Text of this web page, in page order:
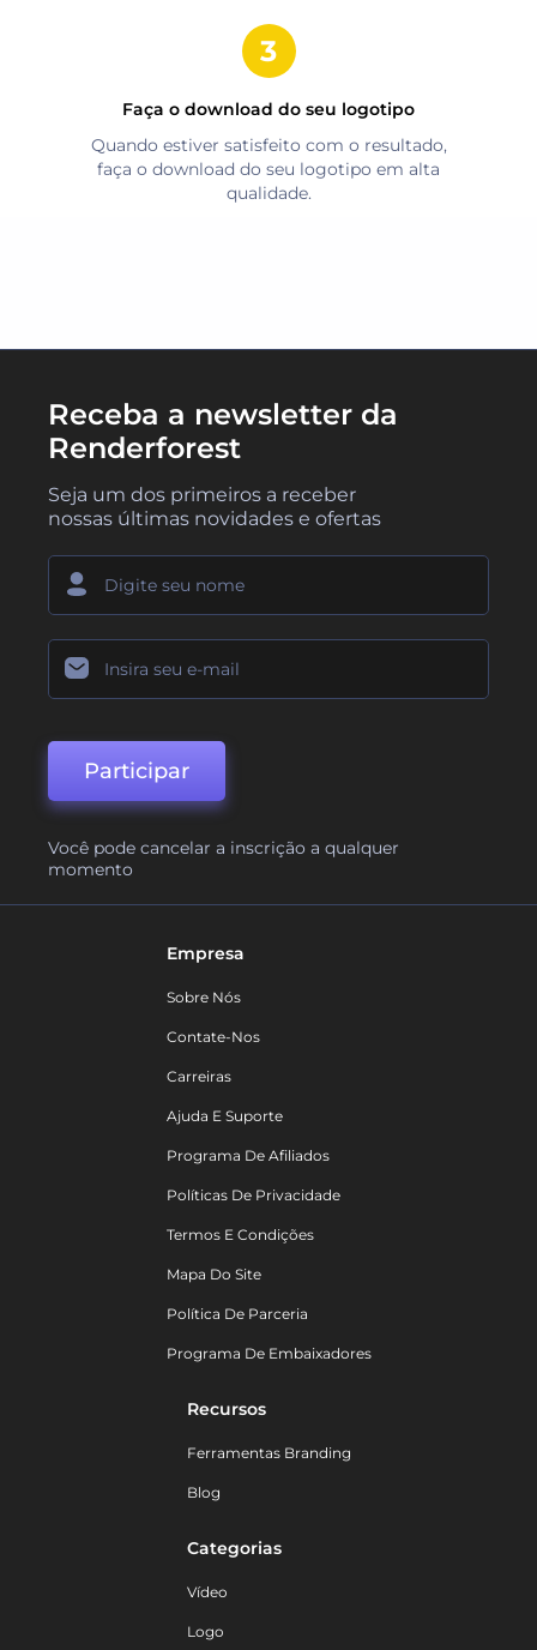
Faça o download do seu logotipo
Quando estiver satisfeito com o resultado,
faça o download do seu logotipo em alta
qualidade.
Receba a newsletter da
Renderforest
Seja um dos primeiros a receber
nossas últimas novidades e ofertas
Participar
Você pode cancelar a inscrição a qualquer
momento
Empresa
Sobre Nós
Contate-Nos
Carreiras
Ajuda E Suporte
Programa De Afiliados
Políticas De Privacidade
Termos E Condições
Mapa Do Site
Política De Parceria
Programa De Embaixadores
Recursos
Ferramentas Branding
Blog
Categorias
Vídeo
Logo